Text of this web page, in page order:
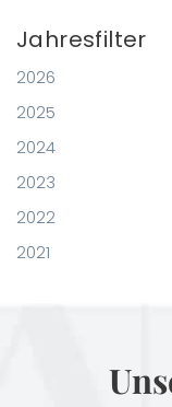
Jahresfilter
2026
2025
2024
2023
2022
2021